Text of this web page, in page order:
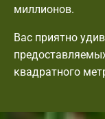
миллионов.
Вас приятно
квадратного